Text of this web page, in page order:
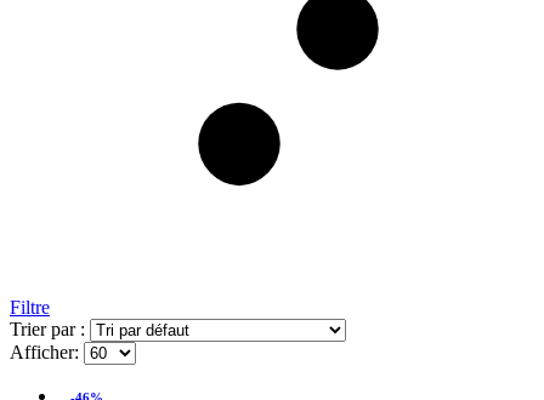
Filtre
Trier par :
Afficher: